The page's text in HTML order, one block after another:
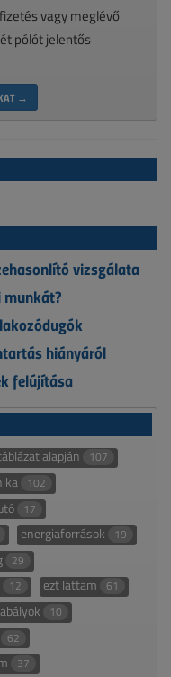
vagy meglévő
pólót jelentős
→
vizsgálata
munkát?
hiányáról
felújítása
alapján 107
102
17
energiaforrások 19
29
12 ezt láttam 61
10
62
37